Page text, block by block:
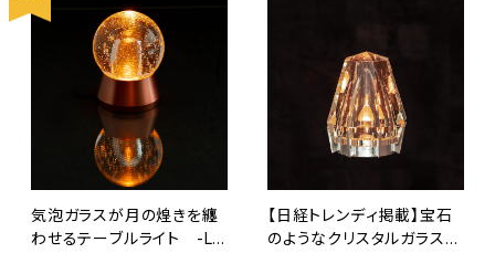
気泡ガラスが月の煌きを纏
わせるテーブルライト -Lu
【日経トレンディ掲載】宝石
のようなクリスタルガラスの